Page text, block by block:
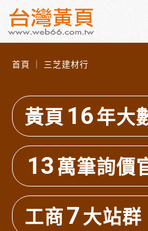
首頁 ｜ 三芝建材行
黃頁 16年大
13萬筆詢價
工商7大站群